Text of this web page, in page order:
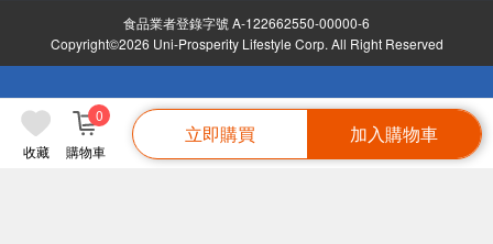
收藏 購物車
0
立即購買 加入購物車
食品業者登錄字號 A-122662550-00000-6
Copyright©2026 Uni-Prosperity Lifestyle Corp. All Right Reserved